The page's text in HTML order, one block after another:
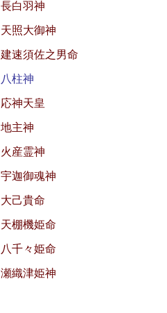
長白羽神
天照大御神
建速須佐之男命
八柱神
応神天皇
地主神
火産霊神
宇迦御魂神
大己貴命
天棚機姫命
八千々姫命
瀬織津姫神